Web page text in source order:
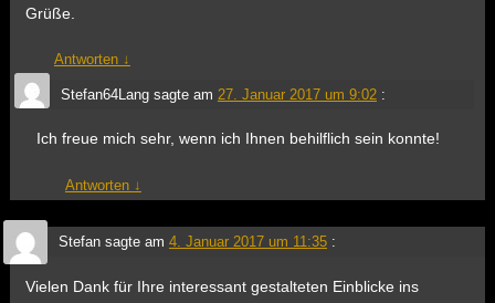
Grüße.
Antworten ↓
Stefan64Langsagte am 27. Januar 2017 um 9:02 :
Ich freue mich sehr, wenn ich Ihnen behilflich sein konnte!
Antworten ↓
Stefansagte am 4. Januar 2017 um 11:35 :
Vielen Dank für Ihre interessant gestalteten Einblicke ins